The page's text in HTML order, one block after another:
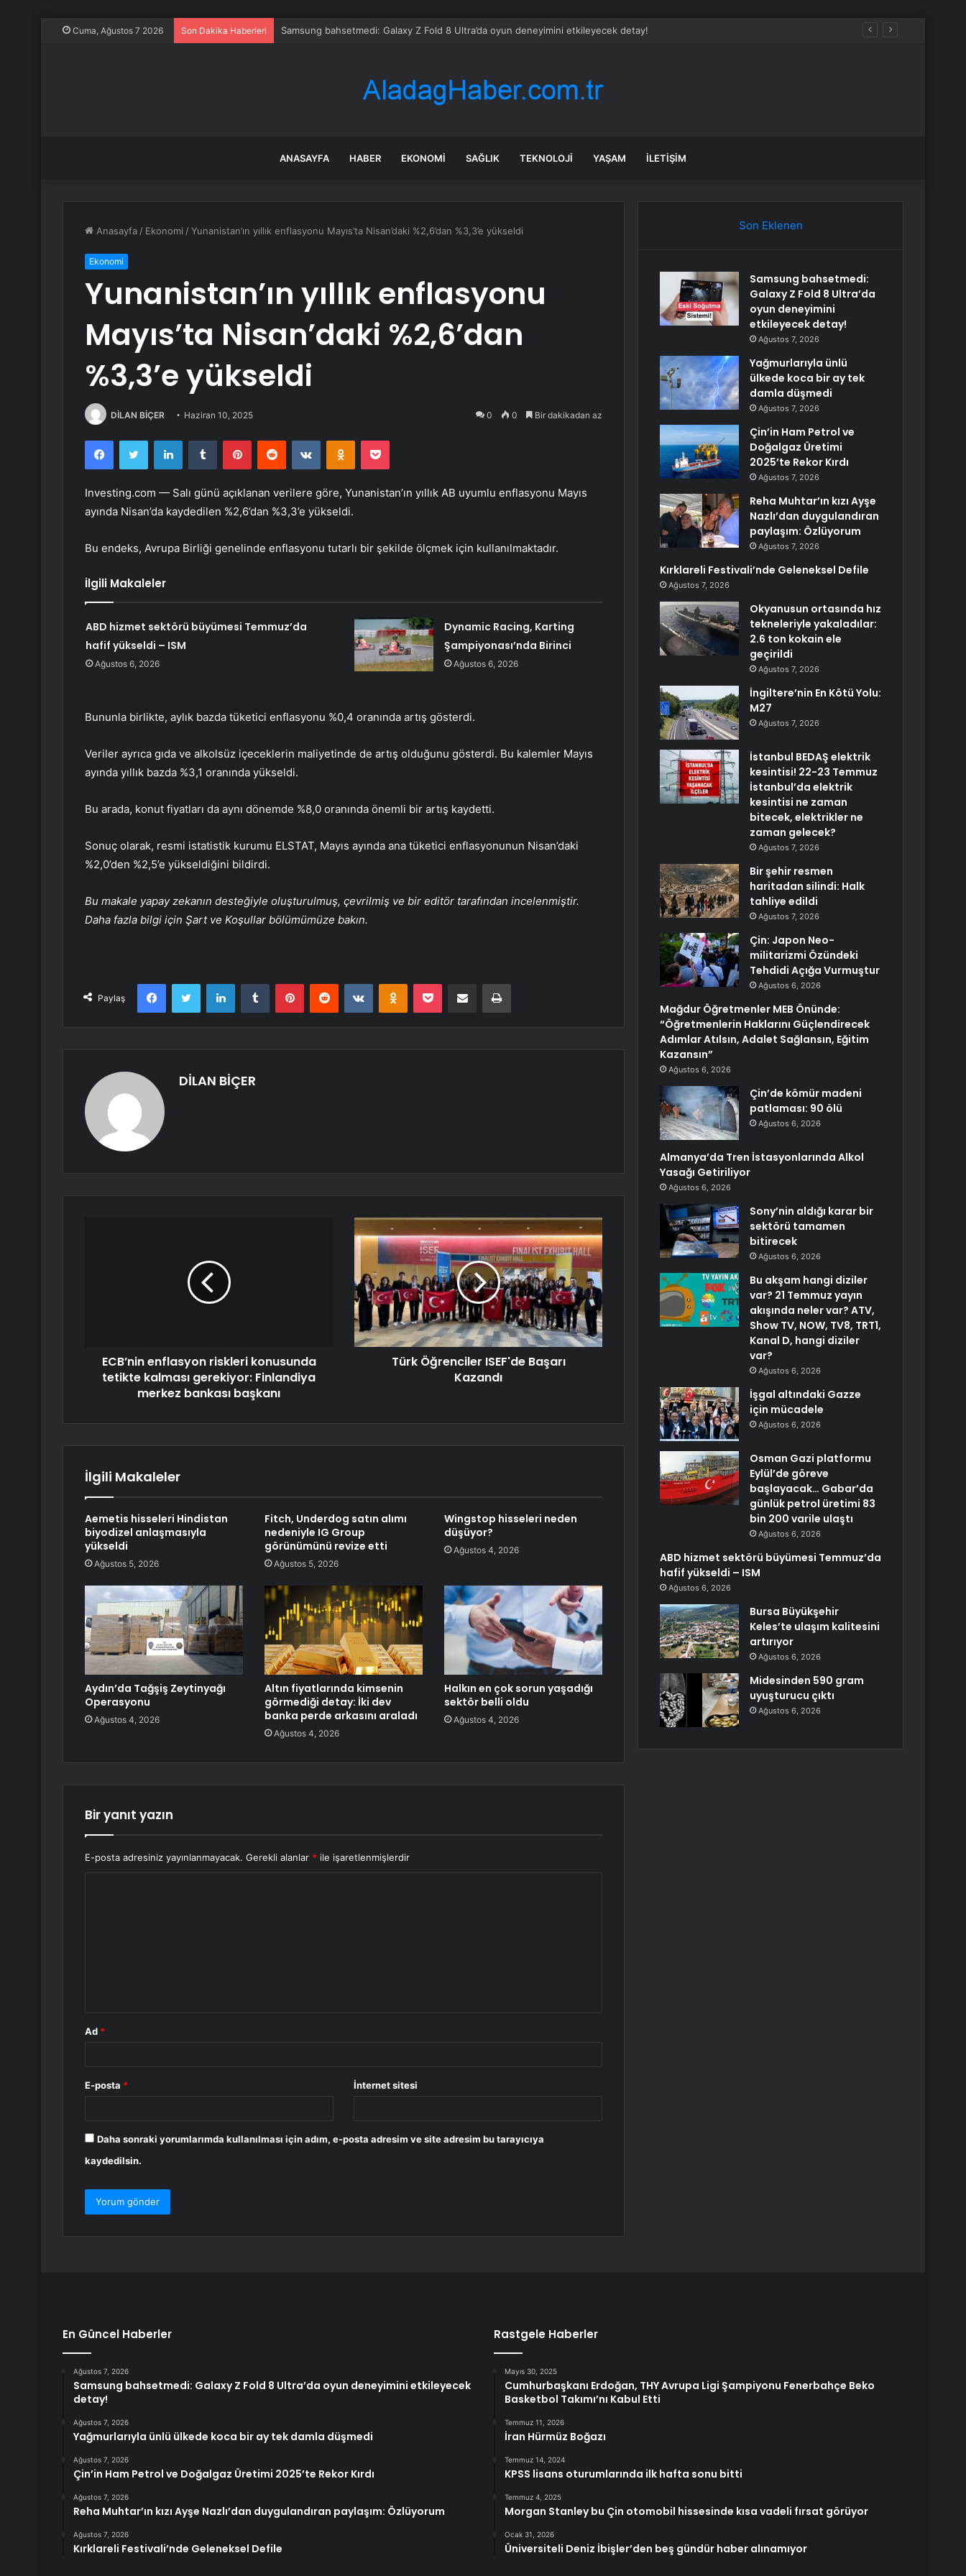
Cuma, Ağustos 7 2026 Son Dakika Haberleri Yağmurlarıyla ünlü ülkede koca bir ay tek damla düşmedi
ANASAYFA HABER EKONOMI SAĞLIK TEKNOLOJI YAŞAM İLETIŞIM
Anasayfa / Ekonomi /Yunanistan’ın yıllık enflasyonu Mayıs’ta Nisan’daki %2,6’dan %3,3’e yükseldi
Ekonomi
Yunanistan’ın yıllık enflasyonu
Mayıs’ta Nisan’daki %2,6’dan
%3,3’e yükseldi
DİLAN BİÇER Haziran 10, 2025 0 0 Bir dakikadan az
FacebookTwitter LinkedInTumblr PinterestReddit VKontakteOdnoklassniki
Pocket
Investing.com — Salı günü açıklanan verilere göre, Yunanistan’ın yıllık AB uyumlu enflasyonu Mayıs
ayında Nisan’da kaydedilen %2,6’dan %3,3’e yükseldi.
Bu endeks, Avrupa Birliği genelinde enflasyonu tutarlı bir şekilde ölçmek için kullanılmaktadır.
İlgili Makaleler
ABD hizmet sektörü büyümesi Temmuz’da
hafif yükseldi – ISM
Ağustos 6, 2026
Dynamic Racing, Karting
Şampiyonası’nda Birinci
Ağustos 6, 2026
Bununla birlikte, aylık bazda tüketici enflasyonu %0,4 oranında artış gösterdi.
Veriler ayrıca gıda ve alkolsüz içeceklerin maliyetinde de artış olduğunu gösterdi. Bu kalemler Mayıs
ayında yıllık bazda %3,1 oranında yükseldi.
Bu arada, konut fiyatları da aynı dönemde %8,0 oranında önemli bir artış kaydetti.
Sonuç olarak, resmi istatistik kurumu ELSTAT, Mayıs ayında ana tüketici enflasyonunun Nisan’daki
%2,0’den %2,5’e yükseldiğini bildirdi.
Bu makale yapay zekanın desteğiyle oluşturulmuş, çevrilmiş ve bir editör tarafından incelenmiştir.
Daha fazla bilgi için Şart ve Koşullar bölümümüze bakın.
Paylaş
FacebookTwitter LinkedInTumblr PinterestReddit VKontakteOdnoklassniki
Pocket E-Posta ile paylaş Yazdır
DİLAN BİÇER
ECB’nin enflasyon riskleri konusunda
tetikte kalması gerekiyor: Finlandiya
merkez bankası başkanı
Türk Öğrenciler ISEF'de Başarı
Kazandı
İlgili Makaleler
Aemetis hisseleri Hindistan
biyodizel anlaşmasıyla
yükseldi
Ağustos 5, 2026
Fitch, Underdog satın alımı
nedeniyle IG Group
görünümünü revize etti
Ağustos 5, 2026
Wingstop hisseleri neden
düşüyor?
Ağustos 4, 2026
Aydın’da Tağşiş Zeytinyağı
Operasyonu
Ağustos 4, 2026
Altın fiyatlarında kimsenin
görmediği detay: İki dev
banka perde arkasını araladı
Ağustos 4, 2026
Halkın en çok sorun yaşadığı
sektör belli oldu
Ağustos 4, 2026
Bir yanıt yazın
E-posta adresiniz yayınlanmayacak. Gerekli alanlar * ile işaretlenmişlerdir
Ad *
E-posta * İnternet sitesi
Daha sonraki yorumlarımda kullanılması için adım, e-posta adresim ve site adresim bu tarayıcıya
kaydedilsin.
Son Eklenen
Samsung bahsetmedi:
Galaxy Z Fold 8 Ultra’da
oyun deneyimini
etkileyecek detay!
Ağustos 7, 2026
Yağmurlarıyla ünlü
ülkede koca bir ay tek
damla düşmedi
Ağustos 7, 2026
Çin’in Ham Petrol ve
Doğalgaz Üretimi
2025’te Rekor Kırdı
Ağustos 7, 2026
Reha Muhtar’ın kızı Ayşe
Nazlı’dan duygulandıran
paylaşım: Özlüyorum
Ağustos 7, 2026
Kırklareli Festivali’nde Geleneksel Defile
Ağustos 7, 2026
Okyanusun ortasında hız
tekneleriyle yakaladılar:
2.6 ton kokain ele
geçirildi
Ağustos 7, 2026
İngiltere’nin En Kötü Yolu:
M27
Ağustos 7, 2026
İstanbul BEDAŞ elektrik
kesintisi! 22-23 Temmuz
İstanbul’da elektrik
kesintisi ne zaman
bitecek, elektrikler ne
zaman gelecek?
Ağustos 7, 2026
Bir şehir resmen
haritadan silindi: Halk
tahliye edildi
Ağustos 7, 2026
Çin: Japon Neo-
militarizmi Özündeki
Tehdidi Açığa Vurmuştur
Ağustos 6, 2026
Mağdur Öğretmenler MEB Önünde:
“Öğretmenlerin Haklarını Güçlendirecek
Adımlar Atılsın, Adalet Sağlansın, Eğitim
Kazansın”
Ağustos 6, 2026
Çin’de kömür madeni
patlaması: 90 ölü
Ağustos 6, 2026
Almanya’da Tren İstasyonlarında Alkol
Yasağı Getiriliyor
Ağustos 6, 2026
Sony’nin aldığı karar bir
sektörü tamamen
bitirecek
Ağustos 6, 2026
Bu akşam hangi diziler
var? 21 Temmuz yayın
akışında neler var? ATV,
Show TV, NOW, TV8, TRT1,
Kanal D, hangi diziler
var?
Ağustos 6, 2026
İşgal altındaki Gazze
için mücadele
Ağustos 6, 2026
Osman Gazi platformu
Eylül’de göreve
başlayacak… Gabar’da
günlük petrol üretimi 83
bin 200 varile ulaştı
Ağustos 6, 2026
ABD hizmet sektörü büyümesi Temmuz’da
hafif yükseldi – ISM
Ağustos 6, 2026
Bursa Büyükşehir
Keles’te ulaşım kalitesini
artırıyor
Ağustos 6, 2026
Midesinden 590 gram
uyuşturucu çıktı
Ağustos 6, 2026
En Güncel Haberler
Ağustos 7, 2026
Samsung bahsetmedi: Galaxy Z Fold 8 Ultra’da oyun deneyimini etkileyecek
detay!
Ağustos 7, 2026
Yağmurlarıyla ünlü ülkede koca bir ay tek damla düşmedi
Ağustos 7, 2026
Çin’in Ham Petrol ve Doğalgaz Üretimi 2025’te Rekor Kırdı
Ağustos 7, 2026
Reha Muhtar’ın kızı Ayşe Nazlı’dan duygulandıran paylaşım: Özlüyorum
Ağustos 7, 2026
Kırklareli Festivali’nde Geleneksel Defile
Rastgele Haberler
Mayıs 30, 2025
Cumhurbaşkanı Erdoğan, THY Avrupa Ligi Şampiyonu Fenerbahçe Beko
Basketbol Takımı’nı Kabul Etti
Temmuz 11, 2026
İran Hürmüz Boğazı
Temmuz 14, 2024
KPSS lisans oturumlarında ilk hafta sonu bitti
Temmuz 4, 2025
Morgan Stanley bu Çin otomobil hissesinde kısa vadeli fırsat görüyor
Ocak 31, 2026
Üniversiteli Deniz İbişler’den beş gündür haber alınamıyor